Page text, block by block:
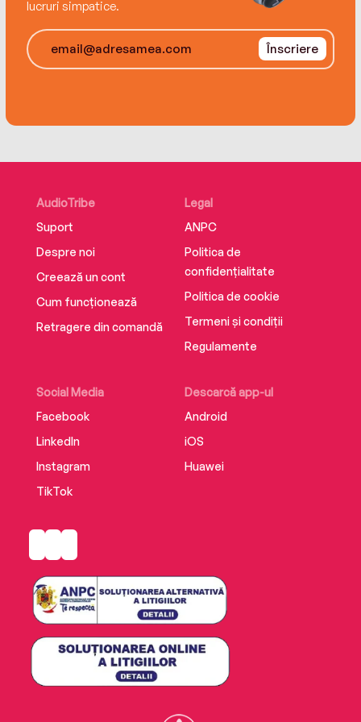
constantly looking over their shoulders,
wondering who will be crossed off next…
lucruri simpatice.
Înscriere
AudioTribe
Suport
Despre noi
Creează un cont
Cum funcționează
Retragere din comandă
Social Media
Facebook
LinkedIn
Instagram
TikTok
Descarcă app-ul
Android
iOS
Huawei
Legal
ANPC
Politica de
confidențialitate
Politica de cookie
Termeni și condiții
Regulamente